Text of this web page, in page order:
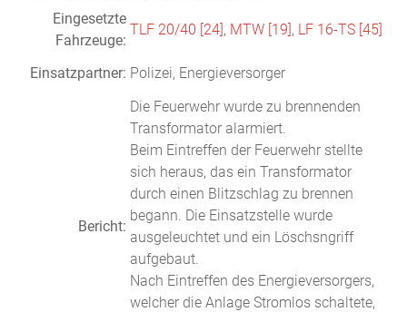
Eingesetzte
Fahrzeuge:
TLF 20/40 [24], MTW [19], LF 16-TS [45]
Einsatzpartner: Polizei, Energieversorger
Bericht:
Die Feuerwehr wurde zu brennenden
Transformator alarmiert.
Beim Eintreffen der Feuerwehr stellte
sich heraus, das ein Transformator
durch einen Blitzschlag zu brennen
begann. Die Einsatzstelle wurde
ausgeleuchtet und ein Löschsngriff
aufgebaut.
Nach Eintreffen des Energieversorgers,
welcher die Anlage Stromlos schaltete,